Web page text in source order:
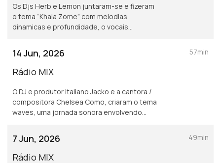
Os Djs Herb e Lemon juntaram-se e fizeram
o tema “Khala Zome” com melodias
dinamicas e profundidade, o vocais
14 Jun, 2026
Rádio MIX
O DJ e produtor italiano Jacko e a cantora /
compositora Chelsea Como, criaram o tema
waves, uma jornada sonora envolvendo
57min
7 Jun, 2026
Rádio MIX
49min